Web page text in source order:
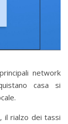
network
casa si
il rialzo dei tassi